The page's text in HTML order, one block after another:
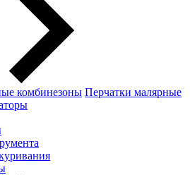
комбинезоны Перчатки малярные